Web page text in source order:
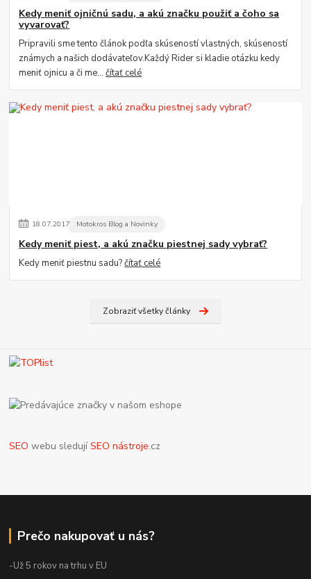
Kedy meniť ojničnú sadu, a akú značku použiť a čoho sa
vyvarovať?
Pripravili sme tento článok podľa skúseností vlastných, skúseností
známych a našich dodávateľov.Každý Rider si kladie otázku kedy
meniť ojnicu a či me...čítať celé
18.07.2017 Motokros Blog a Novinky
Kedy meniť piest, a akú značku piestnej sady vybrať?
Kedy meniť piestnu sadu?čítať celé
Zobraziť všetky články
SEO webu sledujíSEO nástroje.cz
Prečo nakupovať u nás?
-Už 5 rokov na trhu v EU